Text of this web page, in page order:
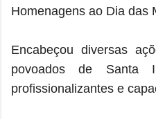
Homenagens ao Dia das
Encabeçou diversas
povoados de Santa
profissionalizantes e